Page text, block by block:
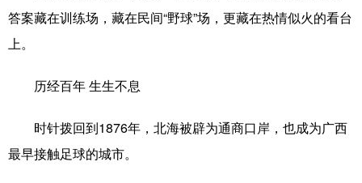
地方频道
答案藏在训练场，藏在民间“野球”场，更藏在热情似火的看台
上。
历经百年 生生不息
时针拨回到1876年，北海被辟为通商口岸，也成为广西
最早接触足球的城市。